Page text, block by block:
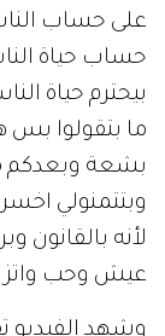
على حساب
حساب حياة
بيحترم حياة
ما بتقولوا بس
بشعة وبعدكم
وبتتمنولي
لأنه بالقانون
عيش وحب
وشهد الفيديو